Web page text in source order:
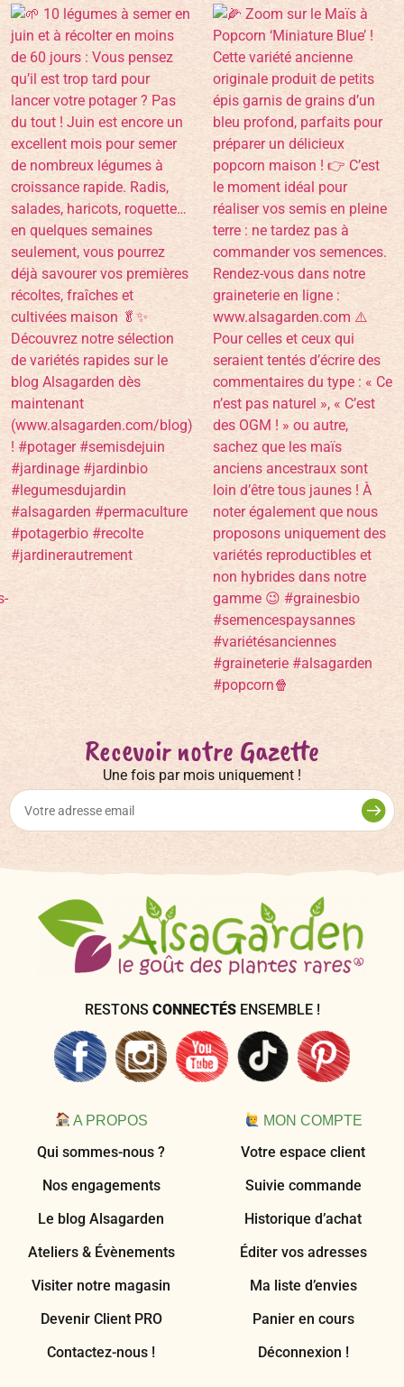
Recevoir notre Gazette
Une fois par mois uniquement !
RESTONS CONNECTÉS ENSEMBLE !
A PROPOS
Qui sommes-nous ?
Nos engagements
Le blog Alsagarden
Ateliers & Évènements
Visiter notre magasin
Devenir Client PRO
Contactez-nous !
MON COMPTE
Votre espace client
Suivie commande
Historique d’achat
Éditer vos adresses
Ma liste d’envies
Panier en cours
Déconnexion !